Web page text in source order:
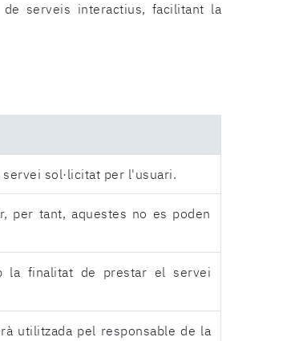
serveis interactius, facilitant la
sol·licitat per l'usuari.
per tant, aquestes no es poden
la finalitat de prestar el servei
utilitzada pel responsable de la